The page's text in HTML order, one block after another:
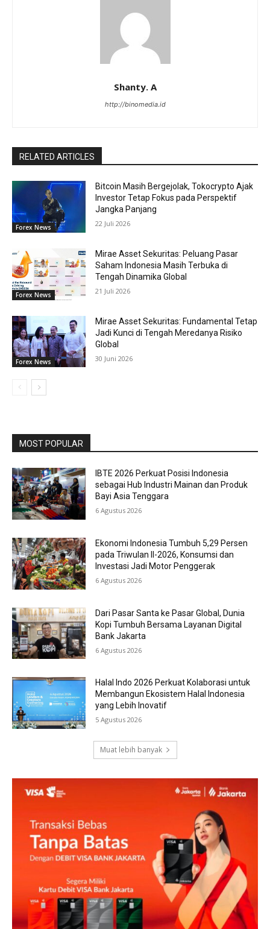
Shanty. A
http://binomedia.id
RELATED ARTICLES
Forex News
Bitcoin Masih Bergejolak, Tokocrypto Ajak
Investor Tetap Fokus pada Perspektif
Jangka Panjang
22 Juli 2026
Forex News
Mirae Asset Sekuritas: Peluang Pasar
Saham Indonesia Masih Terbuka di
Tengah Dinamika Global
21 Juli 2026
Forex News
Mirae Asset Sekuritas: Fundamental Tetap
Jadi Kunci di Tengah Meredanya Risiko
Global
30 Juni 2026
MOST POPULAR
IBTE 2026 Perkuat Posisi Indonesia
sebagai Hub Industri Mainan dan Produk
Bayi Asia Tenggara
6 Agustus 2026
Ekonomi Indonesia Tumbuh 5,29 Persen
pada Triwulan II-2026, Konsumsi dan
Investasi Jadi Motor Penggerak
6 Agustus 2026
Dari Pasar Santa ke Pasar Global, Dunia
Kopi Tumbuh Bersama Layanan Digital
Bank Jakarta
6 Agustus 2026
Halal Indo 2026 Perkuat Kolaborasi untuk
Membangun Ekosistem Halal Indonesia
yang Lebih Inovatif
5 Agustus 2026
Muat lebih banyak